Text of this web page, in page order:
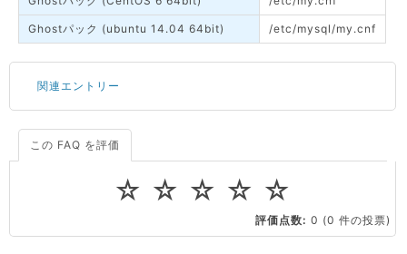
Ghostパック (ubuntu 14.04 64bit) /etc/mysql/my.cnf
関連エントリー
サーバーが重いので調査してほしい
CPUやメモリをアップグレードしたい
この FAQ を評価
☆
☆
☆
☆
☆
評価点数: 0 (0 件の投票)